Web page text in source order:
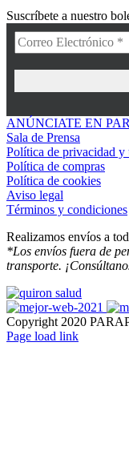
Suscríbete a nuestro
ANÚNCIATE EN
Sala de Prensa
Política de privacidad y
Política de compras
Política de cookies
Aviso legal
Términos y condiciones
Realizamos envíos a
*Los envíos fuera de
transporte.
Copyright 2020
Facebook
Instagram
Page load link